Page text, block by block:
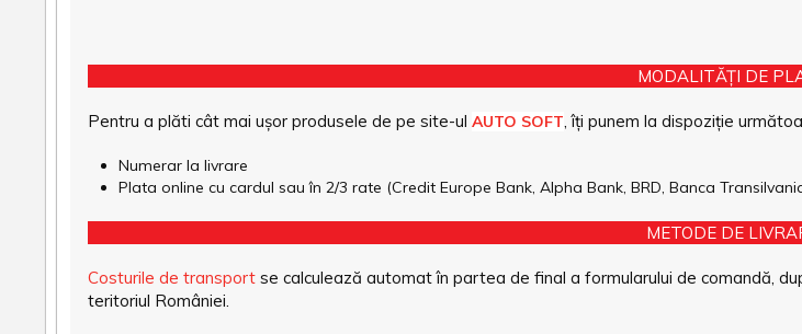
MODALITĂȚI DE
Pentru a plăti cât mai ușor produsele de pe site-ul AUTO SOFT, îți punem la dispoziție
Numerar la livrare
Plata online cu cardul sau în 2/3 rate (Credit Europe Bank, Alpha Bank, BRD, Banca
METODE DE
Costurile de transport se calculează automat în partea de final a formularului de comandă,
teritoriul României.